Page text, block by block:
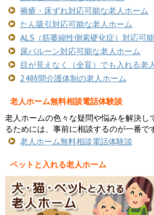
褥瘡・床ずれ対応可能な老人ホーム
たん吸引対応可能な老人ホーム
ALS（筋萎縮性側索硬化症）対応可
尿バルーン対応可能な老人ホーム
目が見えなく（全盲）でも入れる老
24時間介護体制の老人ホーム
老人ホーム無料相談電話体験談
老人ホームの色々な疑問や悩みを解決し
るためには、事前に相談するのが一番で
老人ホーム無料相談電話体験談
ペットと入れる老人ホーム